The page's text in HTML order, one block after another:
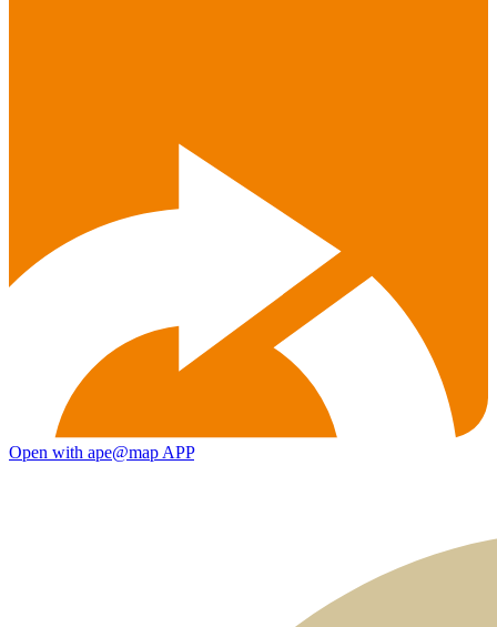
Open with ape@map APP